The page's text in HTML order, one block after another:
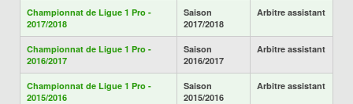
Championnat de Ligue 1 Pro -
2017/2018
Saison
2017/2018
Arbitre assistant
Championnat de Ligue 1 Pro -
2016/2017
Saison
2016/2017
Arbitre assistant
Championnat de Ligue 1 Pro -
2015/2016
Saison
2015/2016
Arbitre assistant